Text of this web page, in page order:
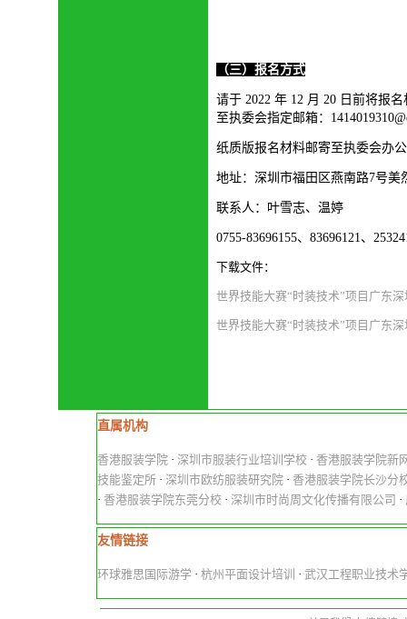
（三）报名方式
请于 2022 年 12 月 20 日前将报
至执委会指定邮箱：
纸质版报名材料邮寄至执委会办
地址：深圳市福田区燕南路7号美
联系人：叶雪志、温婷
0755-83696155、83696121、
下载文件：
世界技能大赛“时装技术”项目广东
世界技能大赛“时装技术”项目广东
直属机构
香港服装学院 · 深圳市服装行业培训学校 · 香港服装学院新
技能鉴定所 · 深圳市欧纺服装研究院 · 香港服装学院长沙分
· 香港服装学院东莞分校 · 深圳市时尚周文化传播有限公司 ·
友情链接
环球雅思国际游学 · 杭州平面设计培训 · 武汉工程职业技术